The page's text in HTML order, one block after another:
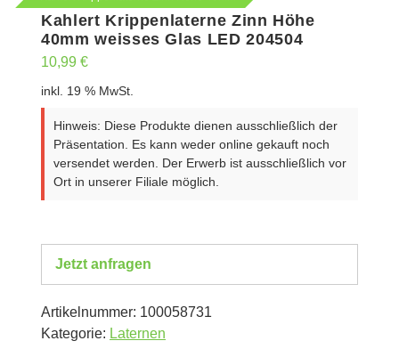
Kahlert Krippenlaterne Zinn Höhe
40mm weisses Glas LED 204504
10,99 €
inkl. 19 % MwSt.
Hinweis: Diese Produkte dienen ausschließlich der
Präsentation. Es kann weder online gekauft noch
versendet werden. Der Erwerb ist ausschließlich vor
Ort in unserer Filiale möglich.
Jetzt anfragen
Artikelnummer: 100058731
Kategorie: Laternen